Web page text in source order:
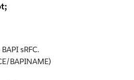
sRFC.
BAPINAME)